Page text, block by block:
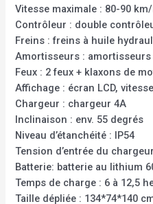
Vitesse maximale : 80-90
Contrôleur : double
Freins : freins à huile
Amortisseurs :
Feux : 2 feux + klaxons de
Affichage : écran LCD,
Chargeur : chargeur 4A
Inclinaison : env. 55 degrés
Niveau d’étanchéité : IP54
Tension d’entrée du
Batterie: batterie au lithium
Temps de charge : 6 à 12,5
Taille dépliée : 134*74*140